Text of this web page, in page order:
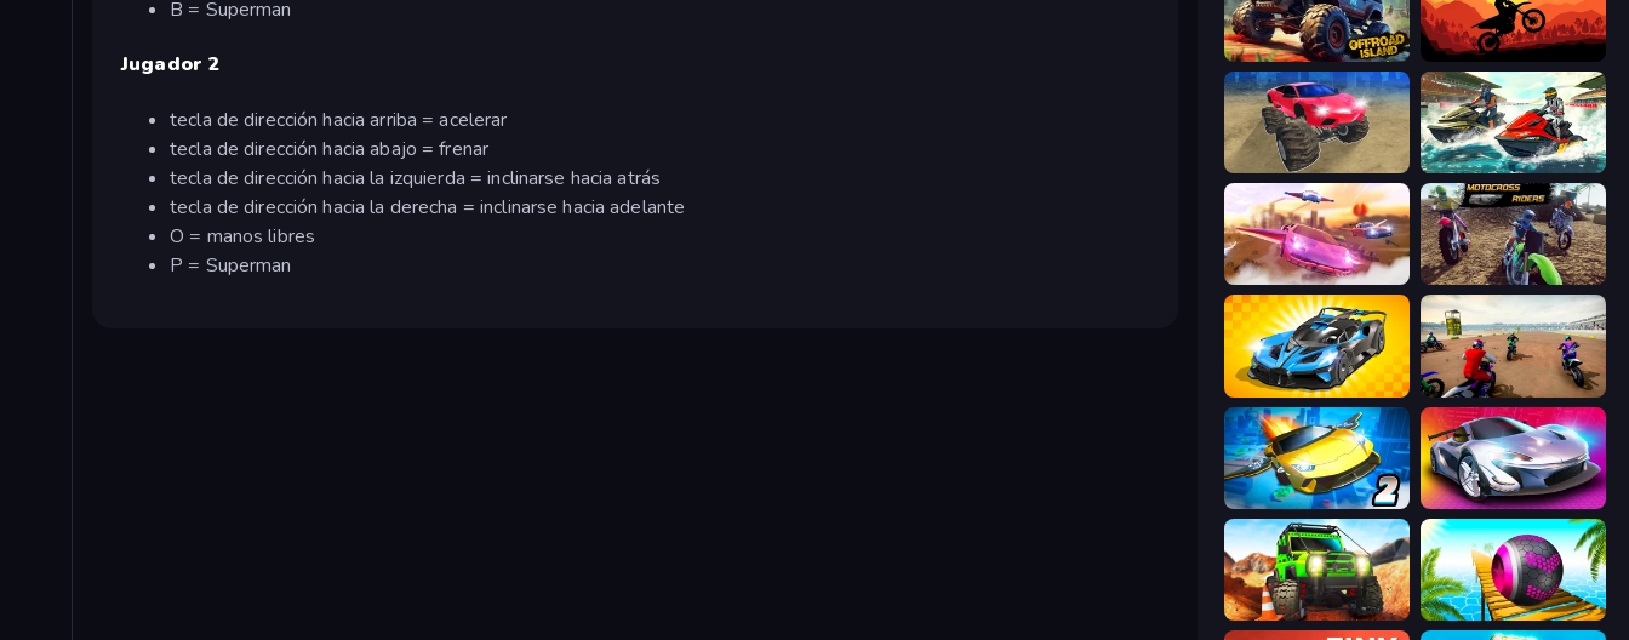
B = Superman
Jugador 2
tecla de dirección hacia arriba = acelerar
tecla de dirección hacia abajo = frenar
tecla de dirección hacia la izquierda = inclinarse hacia atrás
tecla de dirección hacia la derecha = inclinarse hacia adelante
O = manos libres
P = Superman
Offroad Island Sunset Bike Racing
Jetski Race
Ultimate Flying Car MotoCross Riders
GT Cars Mega Ramps Super MX - The Champion
Ultimate Flying Car 2 Grand Cyber City
Offroad Life 3D Rolling Balls Sea Race